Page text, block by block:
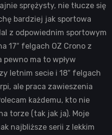
sprężysty, nie tłucze się
bardziej jak sportowa
z odpowiednim sportowym
17″ felgach OZ Crono z
ma to wpływ
letnim secie i 18″ felgach
ale praca zawieszenia
każdemu, kto nie
torze (tak jak ja). Moje
najbliższe serii z lekkim